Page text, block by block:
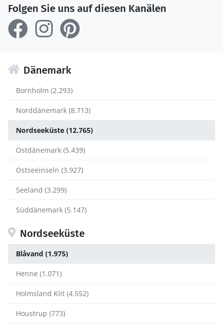
Folgen Sie uns auf diesen Kanälen
Dänemark
Bornholm (2.293)
Norddänemark (8.713)
Nordseeküste (12.765)
Ostdänemark (5.439)
Ostseeinseln (3.927)
Seeland (3.299)
Süddänemark (5.147)
Nordseeküste
Blåvand (1.975)
Henne (1.071)
Holmsland Klit (4.552)
Houstrup (773)